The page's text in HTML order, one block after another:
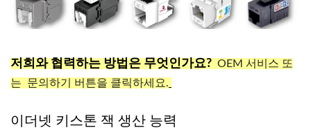
저희와 협력하는 방법은 무엇인가요? OEM 서비스 또
는 문의하기 버튼을 클릭하세요.
이더넷 키스톤 잭 생산 능력